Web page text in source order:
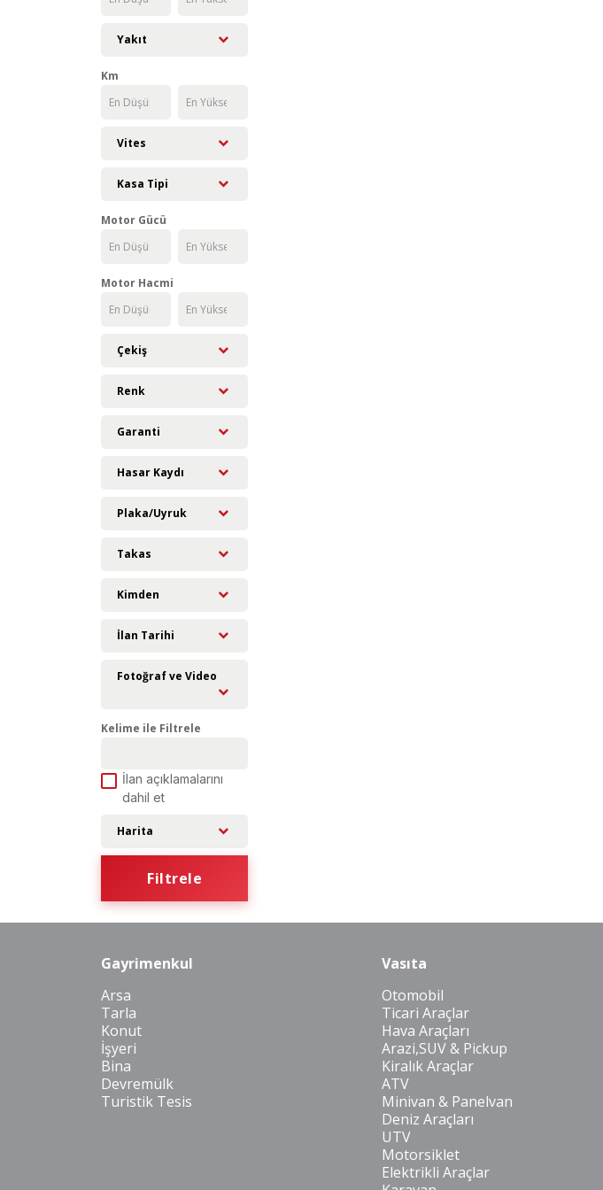
Yakıt
Km
Vites
Kasa Tipi
Motor Gücü
Motor Hacmi
Çekiş
Renk
Garanti
Hasar Kaydı
Plaka/Uyruk
Takas
Kimden
İlan Tarihi
Fotoğraf ve Video
Kelime ile Filtrele
İlan açıklamalarını
dahil et
Harita
Filtrele
Gayrimenkul
Arsa
Tarla
Konut
İşyeri
Bina
Devremülk
Turistik Tesis
Vasıta
Otomobil
Ticari Araçlar
Hava Araçları
Arazi,SUV & Pickup
Kiralık Araçlar
ATV
Minivan & Panelvan
Deniz Araçları
UTV
Motorsiklet
Elektrikli Araçlar